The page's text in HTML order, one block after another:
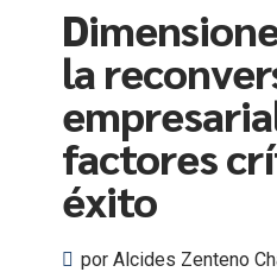
la
factores
éxito
por Alcides Zenteno